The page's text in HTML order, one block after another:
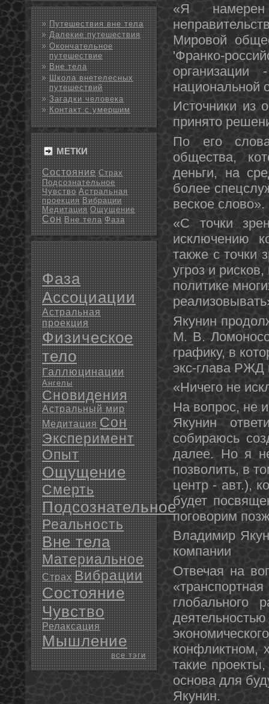
Путешествия вне тела
Далекие путешествия
Окончательное
путешествие
Вне тела
Школа внетелесных
путешествий
Загадки человека
Контакт с умершим
МЕТКИ
Состояние Страх
Подсознательное
Чувство Астральная
проекция Вибрации
Медитация Ощущение
Сон Вне тела Фаза
Фаза
Ассоциации
Астральная
проекция
Физическое
тело
Галлюцинации
Ангелы
Сновидения
Астральный мир
Медитация Сон
Эксперимент
Опыт
Ощущение
Смерть
Подсознательное
Реальность
Вне тела
Материальное
Страх Вибрации
Состояние
Чувство
Релаксация
Мышление
все тэги
«Я намерен
Мировой
'Франко-
национальной
Источники из
принято
По его
общества,
деньги, на
более
веское слово».
«С точки
исключению
также с точки
угроз и
политике
Якунин
М. В.
графику, в
экс-глава РЖД
«Ничего не
На вопрос, не
Якунин
собираюсь
далее. Но я
позволить, в
центр - авт.),
будет
поговорим
Владимир
компании
Отвечая на
глобального
конфликтном,
такие
основа для
Якунин.